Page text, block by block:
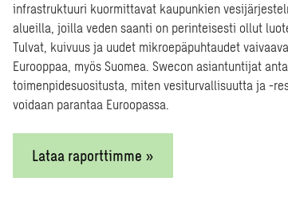
kytkeminen katutasossa oleviin
äärimmäisiin sääilmiöihin
kustannusten jakamisen ansiosta niin pienet kuin
saavat helpommin rahoitusta. Barcelonassa
asukaskohtaiselle viheralueiden määrälle.
isoimmilla kaupungeilla on
2030 tai Hiilineutraali Helsinki 2035. Nämä sisältävät
lisäksi monia ilmastonmuutokseen
– toimenpiteet kulkevat usein käsi kädessä”,
projektipäällikkö
infrastruktuuri kuormittavat kaupunkien
alueilla, joilla veden saanti on perinteisesti ollut
Tulvat, kuivuus ja uudet mikroepäpuhtaudet
Eurooppaa, myös Suomea. Swecon asiantuntijat
toimenpidesuositusta, miten vesiturvallisuutta ja -
voidaan parantaa Euroopassa.
Lataa raporttimme »